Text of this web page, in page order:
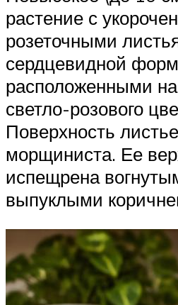
растение с
розеточными
сердцевидной
расположенными
светло-розового
Поверхность
морщиниста. Ее
испещрена
выпуклыми